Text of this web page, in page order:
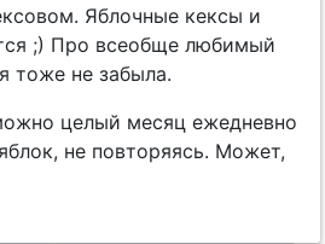
Яблочные кексы и
;) Про всеобще любимый
тоже не забыла.
целый месяц ежедневно
не повторяясь. Может,